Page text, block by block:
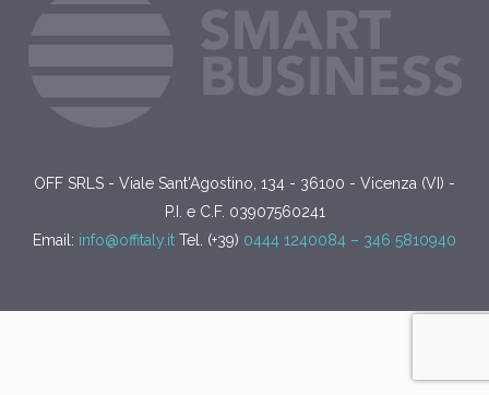
OFF SRLS - Viale Sant'Agostino, 134 - 36100 - Vicenza (VI) -
P.I. e C.F. 03907560241
Email: info@offitaly.it Tel. (+39) 0444 1240084 – 346 5810940